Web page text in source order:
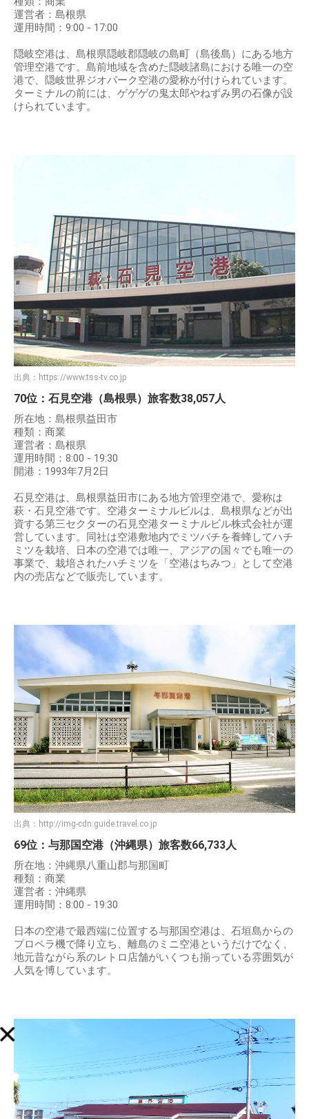
運営者：島根県
運用時間：9:00 - 17:00
隠岐空港は、島根県隠岐郡隠岐の島町（島後島）にある地方
管理空港です。島前地域を含めた隠岐諸島における唯一の空
港で、隠岐世界ジオパーク空港の愛称が付けられています。
ターミナルの前には、ゲゲゲの鬼太郎やねずみ男の石像が設
けられています。
出典： https://www.tss-tv.co.jp
70位：石見空港（島根県）旅客数38,057人
所在地：島根県益田市
種類：商業
運営者：島根県
運用時間：8:00 - 19:30
開港：1993年7月2日
石見空港は、島根県益田市にある地方管理空港で、愛称は
萩・石見空港です。空港ターミナルビルは、島根県などが出
資する第三セクターの石見空港ターミナルビル株式会社が運
営しています。同社は空港敷地内でミツバチを養蜂してハチ
ミツを栽培、日本の空港では唯一、アジアの国々でも唯一の
事業で、栽培されたハチミツを「空港はちみつ」として空港
内の売店などで販売しています。
出典： http://img-cdn.guide.travel.co.jp
69位：与那国空港（沖縄県）旅客数66,733人
所在地：沖縄県八重山郡与那国町
種類：商業
運営者：沖縄県
運用時間：8:00 - 19:30
日本の空港で最西端に位置する与那国空港は、石垣島からの
プロペラ機で降り立ち、離島のミニ空港というだけでなく、
地元昔ながら系のレトロ店舗がいくつも揃っている雰囲気が
人気を博しています。